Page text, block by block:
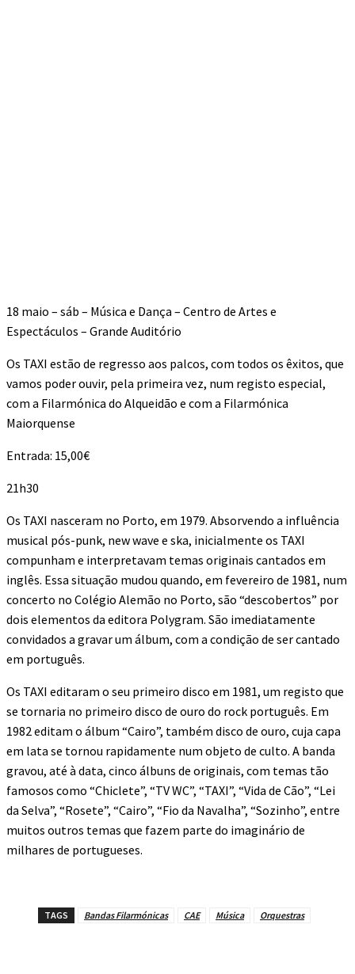
18 maio – sáb – Música e Dança – Centro de Artes e
Espectáculos – Grande Auditório
Os TAXI estão de regresso aos palcos, com todos os êxitos, que
vamos poder ouvir, pela primeira vez, num registo especial,
com a Filarmónica do Alqueidão e com a Filarmónica
Maiorquense
Entrada: 15,00€
21h30
Os TAXI nasceram no Porto, em 1979. Absorvendo a influência
musical pós-punk, new wave e ska, inicialmente os TAXI
compunham e interpretavam temas originais cantados em
inglês. Essa situação mudou quando, em fevereiro de 1981, num
concerto no Colégio Alemão no Porto, são “descobertos” por
dois elementos da editora Polygram. São imediatamente
convidados a gravar um álbum, com a condição de ser cantado
em português.
Os TAXI editaram o seu primeiro disco em 1981, um registo que
se tornaria no primeiro disco de ouro do rock português. Em
1982 editam o álbum “Cairo”, também disco de ouro, cuja capa
em lata se tornou rapidamente num objeto de culto. A banda
gravou, até à data, cinco álbuns de originais, com temas tão
famosos como “Chiclete”, “TV WC”, “TAXI”, “Vida de Cão”, “Lei
da Selva”, “Rosete”, “Cairo”, “Fio da Navalha”, “Sozinho”, entre
muitos outros temas que fazem parte do imaginário de
milhares de portugueses.
TAGS Bandas Filarmónicas CAE Música Orquestras